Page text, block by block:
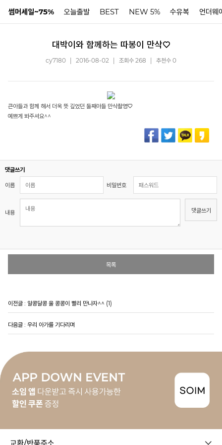
썸머세일~75% 오늘출발 BEST NEW 5% 수유복 언더웨
대박이와 함께하는 따봉이 만삭♡
cy7180 2016-08-02 조회수 268 추천수 0
큰아들과 함께 해서 더욱 뜻 깊었던 둘째아들 만삭촬영♡
예쁘게 봐주셔요^^
댓글쓰기
이름 비밀번호
내용 댓글쓰기
목록
이전글 : 알콩달콩 울 콩콩이 빨리 만나자^^ (1)
다음글 : 우리 아가를 기다리며